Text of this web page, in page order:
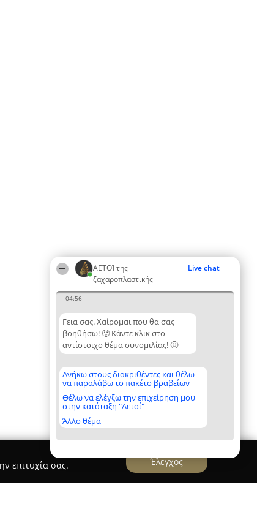
ΑΕΤΟΊ της
ζαχαροπλαστικής
Live chat
04:56
Γεια σας. Χαίρομαι που θα σας
βοηθήσω! 🙂 Κάντε κλικ στο
αντίστοιχο θέμα συνομιλίας! 🙂
Ανήκω στους διακριθέντες και θέλω
να παραλάβω το πακέτο βραβείων
Θέλω να ελέγξω την επιχείρηση μου
στην κατάταξη "Αετοί"
Άλλο θέμα
επιτυχία σας.
Έλεγχος